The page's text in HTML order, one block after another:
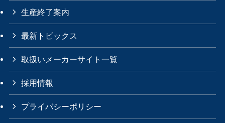
生産終了案内
最新トピックス
取扱いメーカーサイト一覧
採用情報
プライバシーポリシー